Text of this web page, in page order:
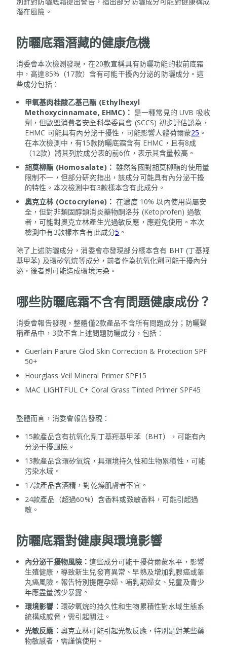
潛在風險。
防曬底霜潛藏的健康危機
消委會本次檢測發現，在20款宣稱具有防曬功能的妝前底霜
中，高達85%（17款）含有可能干擾內分泌的防曬成分。這
些成分包括：
甲氧基肉桂酸乙基己酯 (Ethylhexyl
Methoxycinnamate, EHMC)： 是一種常見的 UVB 吸收
劑，但歐盟消費者安全科學委員會 (SCCS) 初步評估認為，
EHMC 可能具有內分泌干擾性，可能影響人體荷爾蒙25 。
在本次檢測中，有15款防曬底霜含有 EHMC，且有8成
（12款）將其列於成分表的前6位，表示其含量較高。
胡莫柳酯 (Homosalate)： 雖然各國對胡莫柳酯的使用量
限制不一，但部分研究指出，該成分可能具有內分泌干擾
的特性。本次檢測中有3款樣本含有此成分。
奧克立林 (Octocrylene)： 在濃度 10% 以內使用尚屬安
全，但對非類固醇類消炎藥物酮洛芬 (Ketoprofen) 過敏
者，可能對奧克立林產生光過敏反應，應避免使用。本次
檢測中有3款樣本含有此成分5 。
除了上述防曬成分，消委會亦發現部分樣本含有 BHT (丁基羥
基甲苯) 及環矽氧烷等成分，前者作為抗氧化劑可能干擾內分
泌，後者則可能造成環境污染。
哪些防曬底霜不含有問題健康成份？
消委會報告發現，整體僅2款產品不含所有問題成分；防曬聲
稱產品中，3款不含上述問題防曬成分，包括：
Guerlain Parure Glod Skin Correction & Protection SPF
50+
Hourglass Veil Mineral Primer SPF15
MAC LIGHTFUL C+ Coral Grass Tinted Primer SPF45
整體而言，消委會報告發現：
15款產品含有抗氧化劑丁基羥基甲苯（BHT），可能有內
分泌干擾風險。
13款產品含環矽氧烷，具環境持久性和生物累積性，可能
污染水域。
17款產品含酒精，對乾燥肌膚者不宜。
24款產品（超過60%）含香料或致敏香料，可能引起過
敏。
防曬底霜對健康與環境影響
內分泌干擾物風險：這些成分可能干擾荷爾蒙水平，影響
生殖健康，導致新生兒發育異常、早熟及增加乳腺癌或睾
丸癌風險。報告特別提醒孕婦、哺乳期婦女、兒童及青少
年應盡量減少暴露。
環境影響： 環矽氧烷的持久性和生物累積性對水域生態系
統構成威脅，需引起關注。
光敏反應： 奧克立林可能引起光敏反應，特別是對某些藥
物敏感者，需謹慎使用。